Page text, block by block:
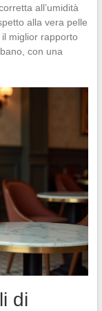
all’umidità
alla vera pelle
miglior rapporto
con una
di